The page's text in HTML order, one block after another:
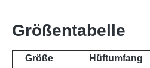
Größentabelle
Größe
Hüftumfang